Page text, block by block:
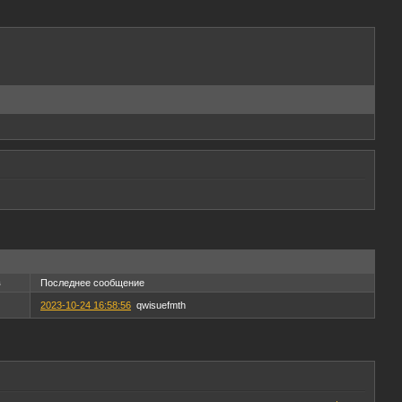
Последнее сообщение
2023-10-24 16:58:56 qwisuefmth